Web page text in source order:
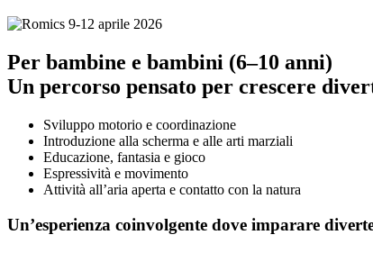
Per bambine e bambini (6–10 anni)
Un percorso pensato per crescere
Sviluppo motorio e coordinazione
Introduzione alla scherma e alle arti marziali
Educazione, fantasia e gioco
Espressività e movimento
Attività all’aria aperta e contatto con la natura
Un’esperienza coinvolgente dove imparare